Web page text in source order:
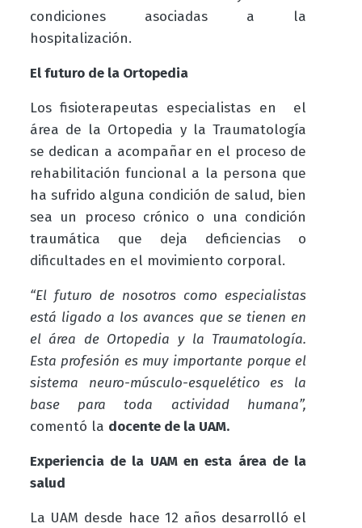
condiciones asociadas a la
hospitalización.
El futuro de la Ortopedia
Los fisioterapeutas especialistas en el
área de la Ortopedia y la Traumatología
se dedican a acompañar en el proceso de
rehabilitación funcional a la persona que
ha sufrido alguna condición de salud, bien
sea un proceso crónico o una condición
traumática que deja deficiencias o
dificultades en el movimiento corporal.
“El futuro de nosotros como especialistas
está ligado a los avances que se tienen en
el área de Ortopedia y la Traumatología.
Esta profesión es muy importante porque el
sistema neuro-músculo-esquelético es la
base para toda actividad humana”,
comentó la docente de la UAM.
Experiencia de la UAM en esta área de la
salud
La UAM desde hace 12 años desarrolló el